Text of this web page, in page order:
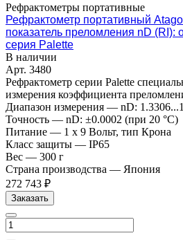
Рефрактометры портативные
Рефрактометр портативный
показатель преломления nD (RI):
серия Palette
В наличии
Арт. 3480
Рефрактометр серии Palette
измерения коэффициента
Диапазон измерения — nD:
Точность — nD: ±0.0002 (при 20 °C)
Питание — 1 x 9 Вольт, тип Крона
Класс защиты — IP65
Вес — 300 г
Страна производства — Япония
272 743 ₽
Заказать